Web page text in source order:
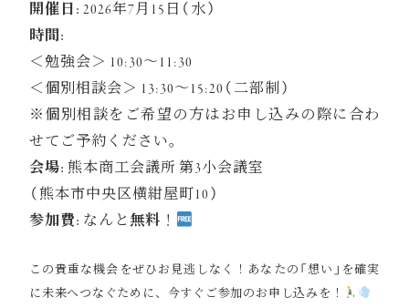
開催日: 2026年7月15日（水）
時間:
＜勉強会＞ 10:30〜11:30
＜個別相談会＞ 13:30〜15:20（二部制）
※個別相談をご希望の方はお申し込みの際に合わ
せてご予約ください。
会場: 熊本商工会議所 第3小会議室
（熊本市中央区横紺屋町10）
参加費: なんと 無料 ！
この貴重な機会をぜひお見逃しなく！あなたの「想い」を確実
に未来へつなぐために、今すぐご参加のお申し込みを！